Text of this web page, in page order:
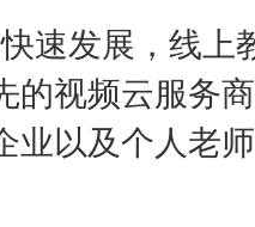
速发展，线上
的视频云服务
业以及个人老